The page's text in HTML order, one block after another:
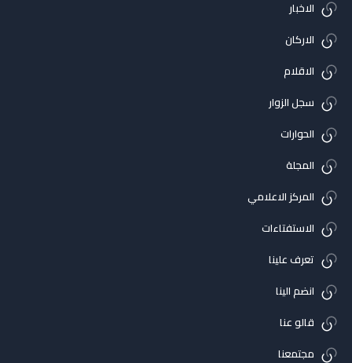
الاخبار
الاركان
الاقلام
سجل الزوار
الحوارات
المجلة
المركز الاعلامي
الاستفتاءات
تعرف علينا
انضم الينا
قالو عنا
مجتمعنا